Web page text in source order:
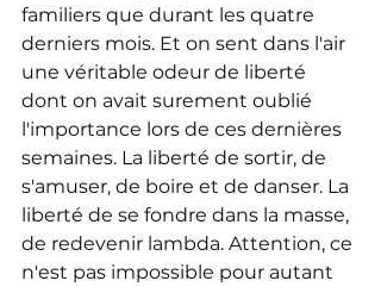
familiers que durant les quatre
derniers mois. Et on sent dans l'air
une véritable odeur de liberté
dont on avait surement oublié
l'importance lors de ces dernières
semaines. La liberté de sortir, de
s'amuser, de boire et de danser. La
liberté de se fondre dans la masse,
de redevenir lambda. Attention, ce
n'est pas impossible pour autant